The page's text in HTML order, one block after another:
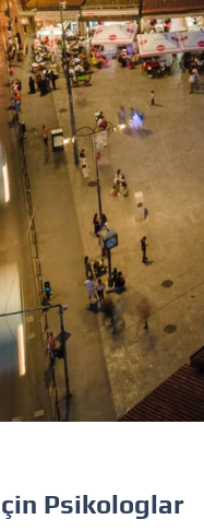
Psikologlar